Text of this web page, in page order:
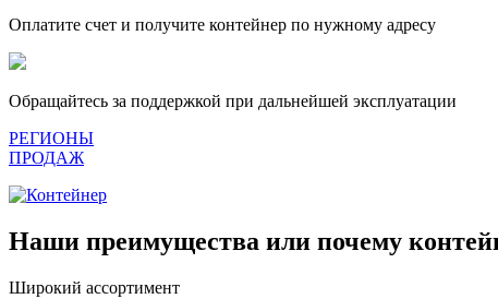
Оплатите счет и получите контейнер по нужному адресу
Обращайтесь за поддержкой при дальнейшей эксплуатации
РЕГИОНЫ
ПРОДАЖ
Наши преимущества или почему
Широкий ассортимент